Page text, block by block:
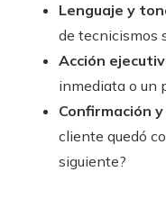
Lenguaje y
de tecnicismos
Acción
inmediata o un
Confirmación
cliente quedó
siguiente?